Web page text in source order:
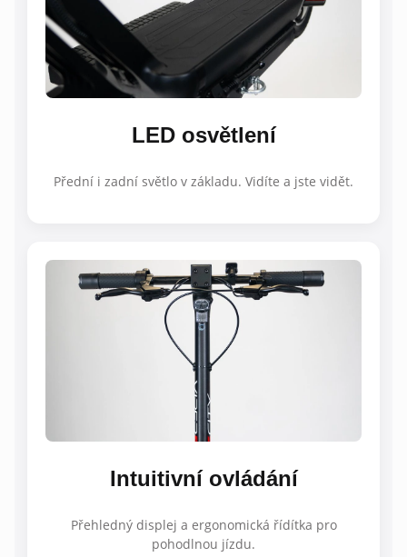
LED osvětlení
Přední i zadní světlo v základu. Vidíte a jste vidět.
Intuitivní ovládání
Přehledný displej a ergonomická řídítka pro
pohodlnou jízdu.